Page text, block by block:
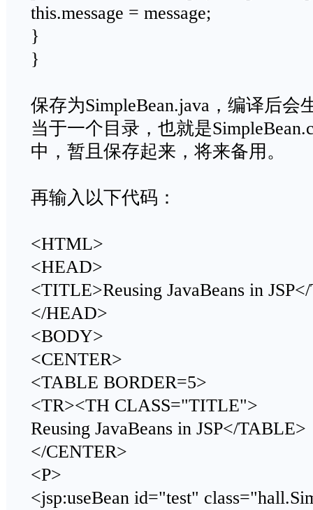
this.message = message;
}
}
保存为SimpleBean.java，编译后会
当于一个目录，也就是
中，暂且保存起来，将来备用。
再输入以下代码：
<HTML>
<HEAD>
<TITLE>Reusing JavaBeans in
</HEAD>
<BODY>
<CENTER>
<TABLE BORDER=5>
<TR><TH CLASS="TITLE">
Reusing JavaBeans in JSP</TABLE>
</CENTER>
<P>
<jsp:useBean id="test"